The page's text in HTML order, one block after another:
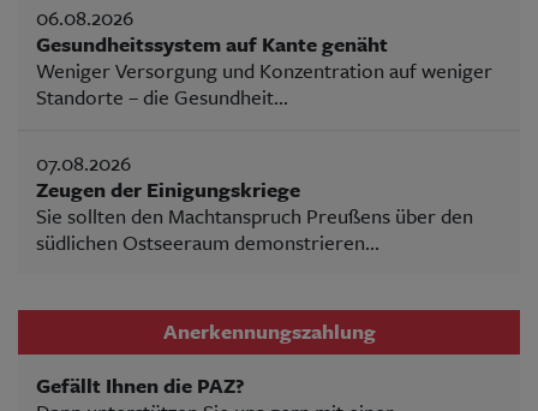
06.08.2026
Gesundheitssystem auf Kante genäht
Weniger Versorgung und Konzentration auf weniger
Standorte – die Gesundheit...
07.08.2026
Zeugen der Einigungskriege
Sie sollten den Machtanspruch Preußens über den
südlichen Ostseeraum demonstrieren...
Anerkennungszahlung
Gefällt Ihnen die PAZ?